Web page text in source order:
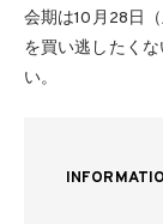
会期は10月28日
を買い逃したく
い。